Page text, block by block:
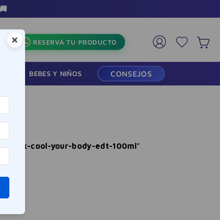
RESERVÁ TU PRODUCTO
BEBES Y NIÑOS CONSEJOS
cool-your-body-edt-100ml"
×